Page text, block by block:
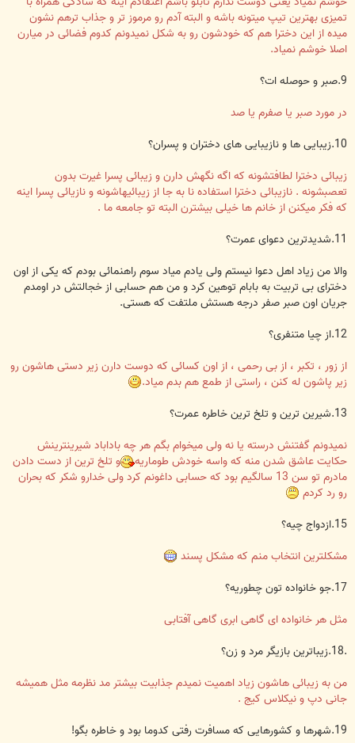
تمیزی بهترین تیپ میتونه باشه و البته آدم رو مرموز تر و جذاب ترهم نشون
میده از این دخترا هم که خودشون رو به شکل نمیدونم کدوم فضائی در میارن
اصلا خوشم نمیاد.
9.صبر و حوصله ات؟
در مورد صبر یا صفرم یا صد
10.زیبایی ها و نازیبایی های دختران و پسران؟
زیبائی دخترا لطافتشونه که اگه نگهش دارن و زیبائی پسرا غیرت بدون
تعصبشونه . نازیبائی دخترا استفاده نا به جا از زیبائیهاشونه و نازیائی پسرا اینه
که فکر میکنن از خانم ها خیلی بیشترن البته تو جامعه ما .
11.شدیدترین دعوای عمرت؟
والا من زیاد اهل دعوا نیستم ولی یادم میاد سوم راهنمائی بودم که یکی از اون
دخترای بی تربیت به بابام توهین کرد و من هم حسابی از خجالتش در اومدم
جریان اون صبر صفر درجه هستش ملتفت که هستی.
12.از چیا متنفری؟
از زور ، تکبر ، از بی رحمی ، از اون کسائی که دوست دارن زیر دستی هاشون رو
زیر پاشون له کنن ، راستی از طمع هم بدم میاد.
13.شیرین ترین و تلخ ترین خاطره عمرت؟
نمیدونم گفتنش درسته یا نه ولی میخوام بگم هر چه باداباد شیرینترینش
حکایت عاشق شدن منه که واسه خودش طوماریه
و تلخ ترین از دست دادن
مادرم تو سن 13 سالگیم بود که حسابی داغونم کرد ولی خدارو شکر که بحران
رو رد کردم
15.ازدواج چیه؟
مشکلترین انتخاب منم که مشکل پسند
17.جو خانواده تون چطوریه؟
مثل هر خانواده ای گاهی ابری گاهی آفتابی
من به زیبائی هاشون زیاد اهمیت نمیدم جذابیت بیشتر مد نظرمه مثل همیشه
جانی دپ و نیکلاس کیج .
19.شهرها و کشورهایی که مسافرت رفتی کدوما بود و خاطره بگو!